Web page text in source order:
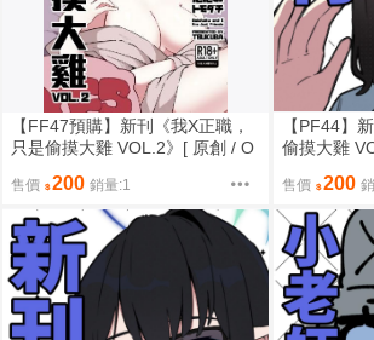
【FF47預購】新刊《我X正職，
只是偷摸大雞 VOL.2》[ 原創 / O
售價 200 銷量:1
【PF44】
偷摸大雞
售價 200